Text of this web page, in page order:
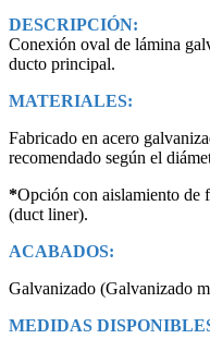
DESCRIPCIÓN:
Conexión oval de lámina
ducto principal.
MATERIALES:
Fabricado en acero
recomendado según el
*Opción con aislamiento de
(duct liner).
ACABADOS:
Galvanizado (Galvanizado
MEDIDAS